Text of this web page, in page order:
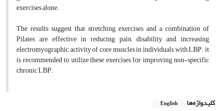
exercises alone.
The results suggest that stretching exercises and a combination of
Pilates are effective in reducing pain, disability and increasing
electromyographic activity of core muscles in individuals with LBP. it
is recommended to utilize these exercises for improving non-specific
chronic LBP.
کلیدواژه‌ها English